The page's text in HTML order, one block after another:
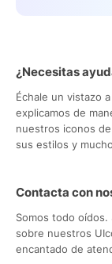
¿Necesitas
Échale un vistazo
explicamos de
nuestros iconos
sus estilos y
Contacta con
Somos todo
sobre nuestros
encantado de